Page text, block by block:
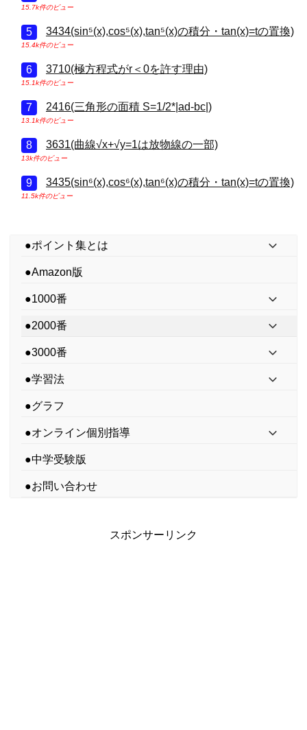
15.7k件のビュー
3434(sin⁵(x),cos⁵(x),tan⁵(x)の積分・tan(x)=tの置換)
15.4k件のビュー
3710(極方程式がr＜0を許す理由)
15.1k件のビュー
2416(三角形の面積 S=1/2*|ad-bc|)
13.1k件のビュー
3631(曲線√x+√y=1は放物線の一部)
13k件のビュー
3435(sin⁶(x),cos⁶(x),tan⁶(x)の積分・tan(x)=tの置換)
11.5k件のビュー
●ポイント集とは
●Amazon版
●1000番
●2000番
●3000番
●学習法
●グラフ
●オンライン個別指導
●中学受験版
●お問い合わせ
スポンサーリンク